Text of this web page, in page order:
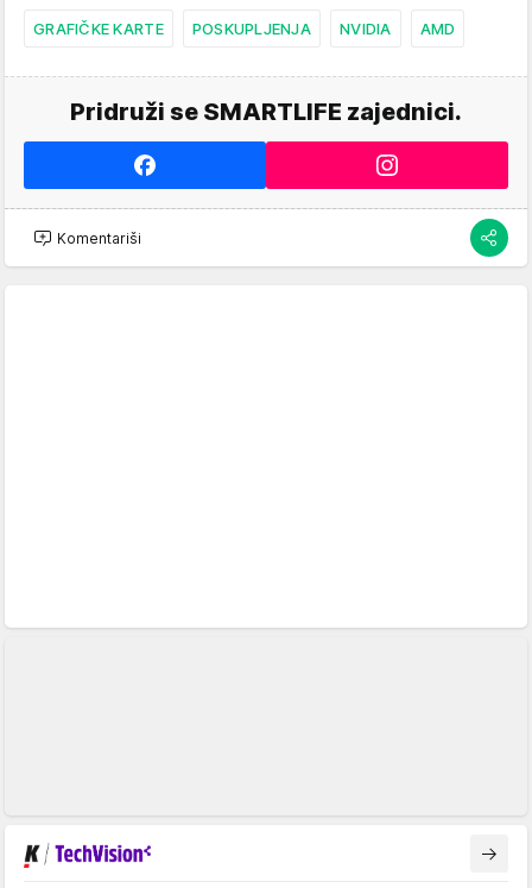
GRAFIČKE KARTE POSKUPLJENJA NVIDIA AMD
Pridruži se SMARTLIFE zajednici.
Komentariši